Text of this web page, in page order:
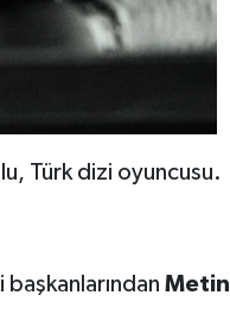
Türk dizi oyuncusu.
başkanlarından Metin